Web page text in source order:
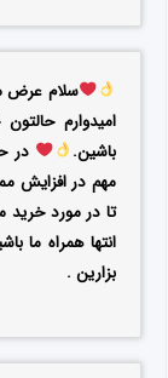
سلام عرض
امیدوارم
باشین.
در
مهم در افزایش
تا در مورد خرید
انتها همراه ما
بزارین .